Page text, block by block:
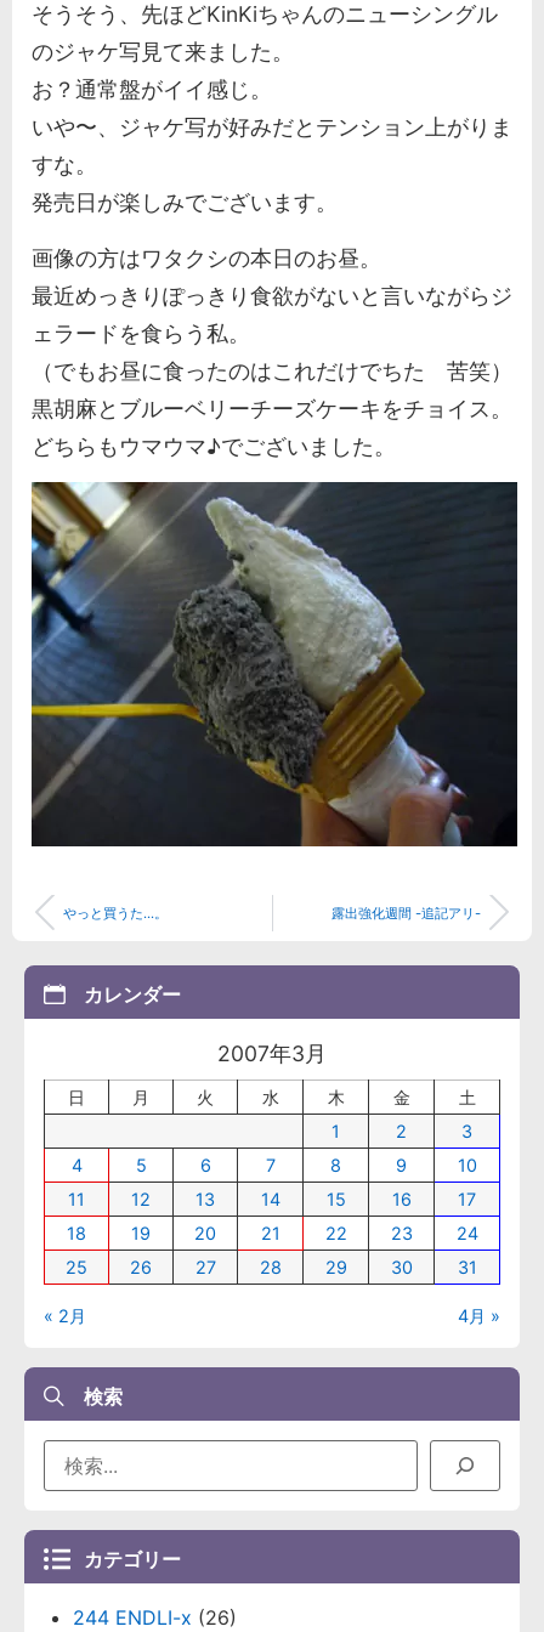
そうそう、先ほどKinKiちゃんのニューシングル
のジャケ写見て来ました。
お？通常盤がイイ感じ。
いや〜、ジャケ写が好みだとテンション上がりま
すな。
発売日が楽しみでございます。
画像の方はワタクシの本日のお昼。
最近めっきりぽっきり食欲がないと言いながらジ
ェラードを食らう私。
（でもお昼に食ったのはこれだけでちた 苦笑）
黒胡麻とブルーベリーチーズケーキをチョイス。
どちらもウマウマ♪でございました。
やっと買うた...。 露出強化週間 -追記アリ-
カレンダー
2007年3月
日 月 火 水 木 金
土
1
2
3
4
5 6 7 8 9
10
11
12 13 14 15 16
17
18
19 20 21 22 23
24
25
26 27 28 29 30 31
« 2月 4月 »
検索
カテゴリー
244 ENDLI-x (26)